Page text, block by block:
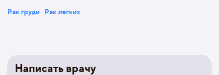
Написать врачу
Рак груди Рак легких